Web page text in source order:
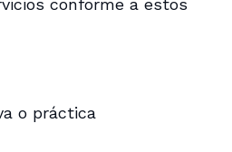
conforme a estos
o práctica